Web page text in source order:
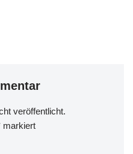
veröffentlicht.
markiert